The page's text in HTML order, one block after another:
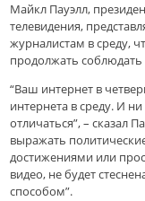
Майкл Пауэлл,
телевидения,
журналистам в среду,
продолжать соблюдать
“Ваш интернет в
интернета в среду. И
отличаться”, – сказал
выражать
достижениями или
видео, не будет
способом”.